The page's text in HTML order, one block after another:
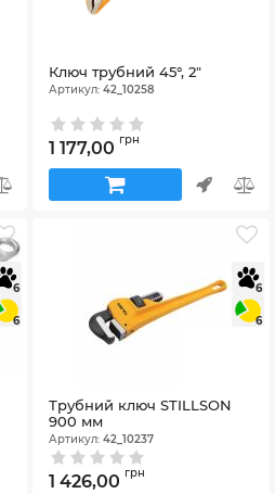
Ключ трубний 45°, 2"
Артикул: 42_10258
1 177,00 грн
6
6
6
6
Трубний ключ STILLSON
900 мм
Артикул: 42_10237
1 426,00 грн